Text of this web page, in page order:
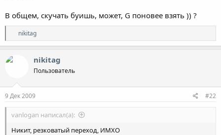
В общем, скучать буишь, может, G поновее взять )) ?
Р
е
а
:
nikitag
nikitag
Пользователь
9 Дек 2009 #22
vanlogan написал(а):
Никит, резковатый переход, ИМХО